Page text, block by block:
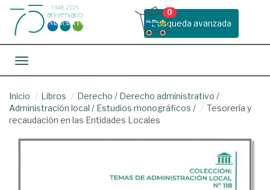
Busqueda avanzada
0
Toggle navigation
Inicio Libros Derecho / Derecho administrativo /
Administración local / Estudios monográficos /
Tesorería y
recaudación en las Entidades Locales